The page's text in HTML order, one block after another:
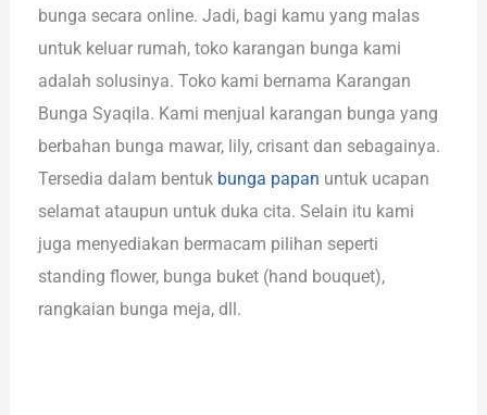
bunga secara online. Jadi, bagi kamu yang malas
untuk keluar rumah, toko karangan bunga kami
adalah solusinya. Toko kami bernama Karangan
Bunga Syaqila. Kami menjual karangan bunga yang
berbahan bunga mawar, lily, crisant dan sebagainya.
Tersedia dalam bentuk bunga papan untuk ucapan
selamat ataupun untuk duka cita. Selain itu kami
juga menyediakan bermacam pilihan seperti
standing flower, bunga buket (hand bouquet),
rangkaian bunga meja, dll.